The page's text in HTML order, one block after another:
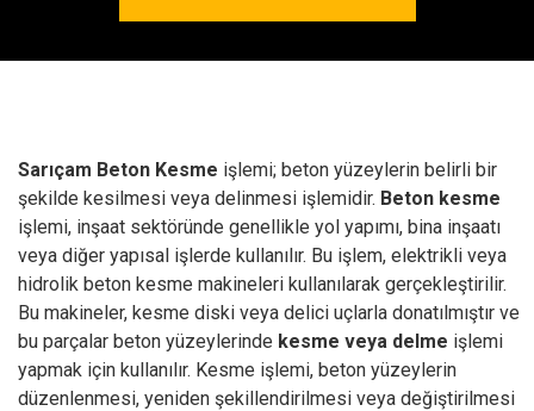
Sarıçam Beton Kesme işlemi; beton yüzeylerin belirli bir
şekilde kesilmesi veya delinmesi işlemidir. Beton kesme
işlemi, inşaat sektöründe genellikle yol yapımı, bina inşaatı
veya diğer yapısal işlerde kullanılır. Bu işlem, elektrikli veya
hidrolik beton kesme makineleri kullanılarak gerçekleştirilir.
Bu makineler, kesme diski veya delici uçlarla donatılmıştır ve
bu parçalar beton yüzeylerinde kesme veya delme işlemi
yapmak için kullanılır. Kesme işlemi, beton yüzeylerin
düzenlenmesi, yeniden şekillendirilmesi veya değiştirilmesi